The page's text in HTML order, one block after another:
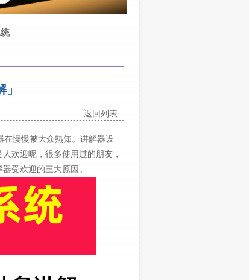
返回列表
慢慢被大众熟知。讲解器设
人欢迎呢，很多使用过的朋友，
受欢迎的三大原因。